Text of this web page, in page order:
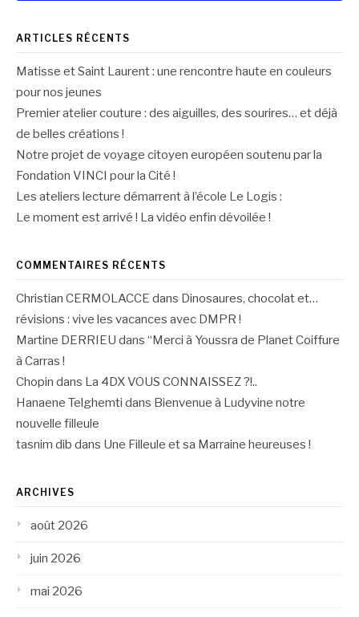
ARTICLES RÉCENTS
Matisse et Saint Laurent : une rencontre haute en couleurs
pour nos jeunes
Premier atelier couture : des aiguilles, des sourires… et déjà
de belles créations !
Notre projet de voyage citoyen européen soutenu par la
Fondation VINCI pour la Cité !
Les ateliers lecture démarrent à l’école Le Logis :
Le moment est arrivé ! La vidéo enfin dévoilée !
COMMENTAIRES RÉCENTS
Christian CERMOLACCE dans Dinosaures, chocolat et…
révisions : vive les vacances avec DMPR !
Martine DERRIEU dans “Merci à Youssra de Planet Coiffure
à Carras !
Chopin dans La 4DX VOUS CONNAISSEZ ?!..
Hanaene Telghemti dans Bienvenue à Ludyvine notre
nouvelle filleule
tasnim dib dans Une Filleule et sa Marraine heureuses !
ARCHIVES
août 2026
juin 2026
mai 2026